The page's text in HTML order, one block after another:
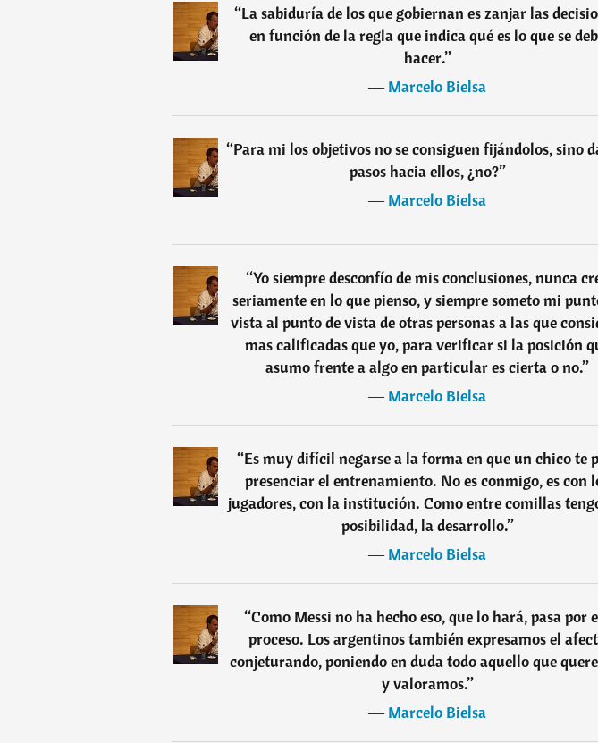
“La sabiduría de los que gobiernan es zanjar las
en función de la regla que indica qué es lo que se
hacer.”
―Marcelo Bielsa
“Para mi los objetivos no se consiguen fijándolos, sino
pasos hacia ellos, ¿no?”
―Marcelo Bielsa
“Yo siempre desconfío de mis conclusiones, nunca
seriamente en lo que pienso, y siempre someto mi
vista al punto de vista de otras personas a las que
mas calificadas que yo, para verificar si la posición
asumo frente a algo en particular es cierta o no.”
―Marcelo Bielsa
“Es muy difícil negarse a la forma en que un chico te
presenciar el entrenamiento. No es conmigo, es con
jugadores, con la institución. Como entre comillas
posibilidad, la desarrollo.”
―Marcelo Bielsa
“Como Messi no ha hecho eso, que lo hará, pasa por
proceso. Los argentinos también expresamos el
conjeturando, poniendo en duda todo aquello que
y valoramos.”
―Marcelo Bielsa